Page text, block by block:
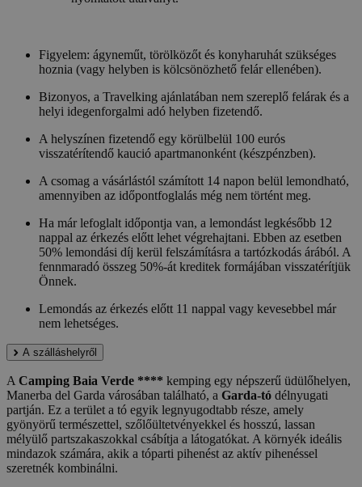
Figyelem: ágyneműt, törölközőt és konyharuhát szükséges
hoznia (vagy helyben is kölcsönözhető felár ellenében).
Bizonyos, a Travelking ajánlatában nem szereplő felárak és a
helyi idegenforgalmi adó helyben fizetendő.
A helyszínen fizetendő egy körülbelül 100 eurós
visszatérítendő kaució apartmanonként (készpénzben).
A csomag a vásárlástól számított 14 napon belül lemondható,
amennyiben az időpontfoglalás még nem történt meg.
Ha már lefoglalt időpontja van, a lemondást legkésőbb 12
nappal az érkezés előtt lehet végrehajtani. Ebben az esetben
50% lemondási díj kerül felszámításra a tartózkodás árából. A
fennmaradó összeg 50%-át kreditek formájában visszatérítjük
Önnek.
Lemondás az érkezés előtt 11 nappal vagy kevesebbel már
nem lehetséges.
A szálláshelyről
A Camping Baia Verde **** kemping egy népszerű üdülőhelyen,
Manerba del Garda városában található, a Garda-tó délnyugati
partján. Ez a terület a tó egyik legnyugodtabb része, amely
gyönyörű természettel, szőlőültetvényekkel és hosszú, lassan
mélyülő partszakaszokkal csábítja a látogatókat. A környék ideális
mindazok számára, akik a tóparti pihenést az aktív pihenéssel
szeretnék kombinálni.